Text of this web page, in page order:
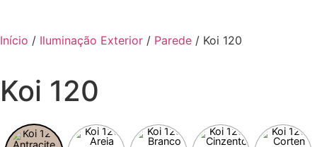
Início / Iluminação Exterior / Parede / Koi 120
Koi 120